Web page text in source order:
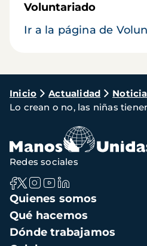
Voluntariado
Ir a la página de
Ruta
de
navegación
Inicio Actualidad
Lo crean o no, las niñas
Navegación
principal
Quienes somos
Qué hacemos
Dónde trabajamos
Redes sociales